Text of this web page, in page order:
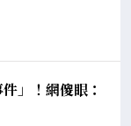
」！網傻眼：